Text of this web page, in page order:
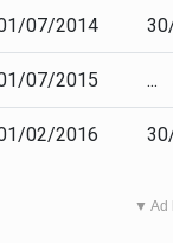
07/2014
07/2015 ...
02/2016
▼ Ad